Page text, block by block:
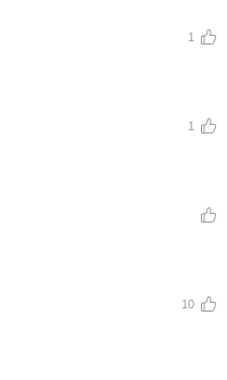
1
1
10